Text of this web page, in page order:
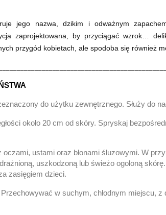
jego nazwa, dzikim i odważnym
zaprojektowana, by przyciągać wzrok…
przygód kobietach, ale spodoba się również
do użytku zewnętrznego. Służy do
około 20 cm od skóry. Spryskaj
oczami, ustami oraz błonami śluzowymi. W
uszkodzoną lub świeżo ogoloną skórę.
zasięgiem dzieci.
Przechowywać w suchym, chłodnym miejscu, z